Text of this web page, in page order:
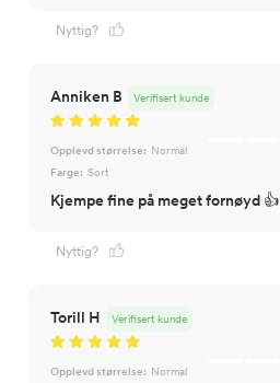
Nyttig?
Anniken B Verifisert kunde
Opplevd størrelse: Normal
Farge: Sort
Kjempe fine på meget fornøyd 👍
Nyttig?
Torill H Verifisert kunde
Opplevd størrelse: Normal